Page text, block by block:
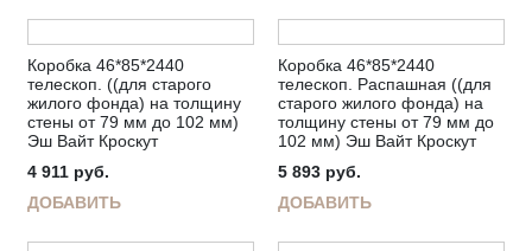
Коробка 46*85*2440
телескоп. ((для старого
жилого фонда) на толщину
стены от 79 мм до 102 мм)
Эш Вайт Кроскут
4 911 руб.
ДОБАВИТЬ
Коробка 46*85*2440
телескоп. Распашная ((для
старого жилого фонда) на
толщину стены от 79 мм до
102 мм) Эш Вайт Кроскут
5 893 руб.
ДОБАВИТЬ